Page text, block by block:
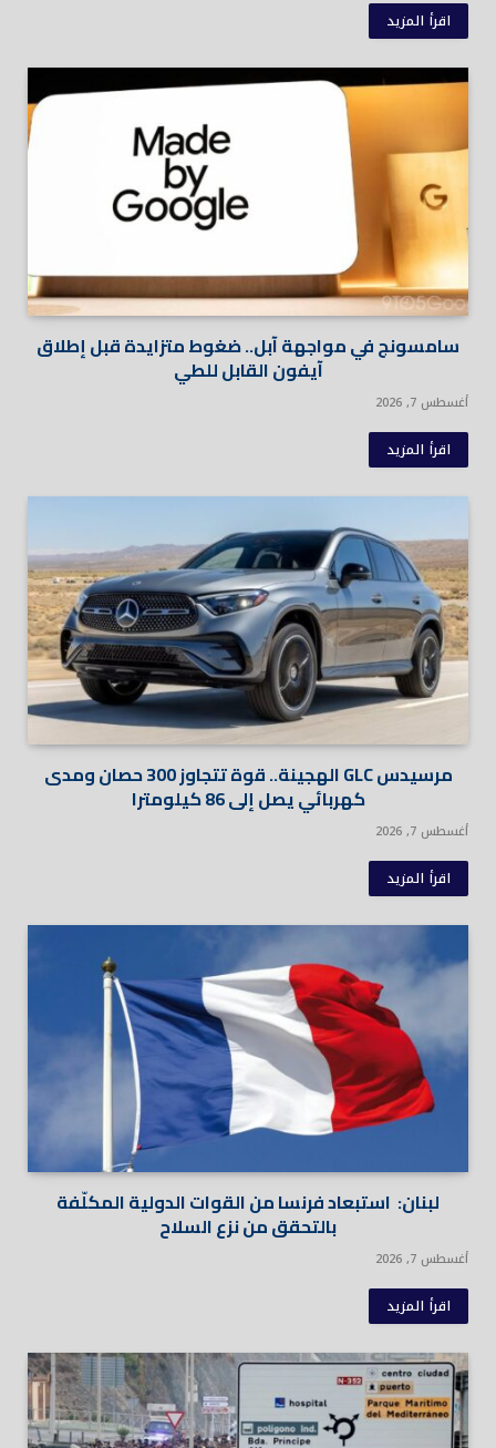
اقرأ المزيد
سامسونج في مواجهة آبل.. ضغوط متزايدة قبل إطلاق
آيفون القابل للطي
أغسطس 7, 2026
اقرأ المزيد
مرسيدس GLC الهجينة.. قوة تتجاوز 300 حصان ومدى
كهربائي يصل إلى 86 كيلومترا
أغسطس 7, 2026
اقرأ المزيد
لبنان: استبعاد فرنسا من القوات الدولية المكلّفة
بالتحقق من نزع السلاح
أغسطس 7, 2026
اقرأ المزيد